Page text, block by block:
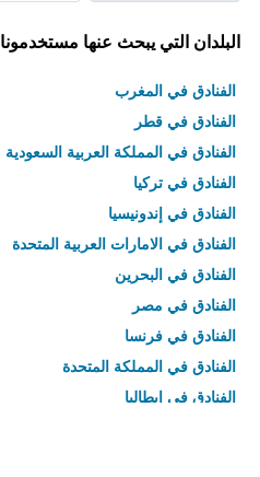
البلدان التي يبحث عنها مستخدمونا
الفنادق في المغرب
الفنادق في قطر
الفنادق في المملكة العربية السعودية
الفنادق في تركيا
الفنادق في إندونيسيا
الفنادق في الامارات العربية المتحدة
الفنادق في البحرين
الفنادق في مصر
الفنادق في فرنسا
الفنادق في المملكة المتحدة
الفنادق في إيطاليا